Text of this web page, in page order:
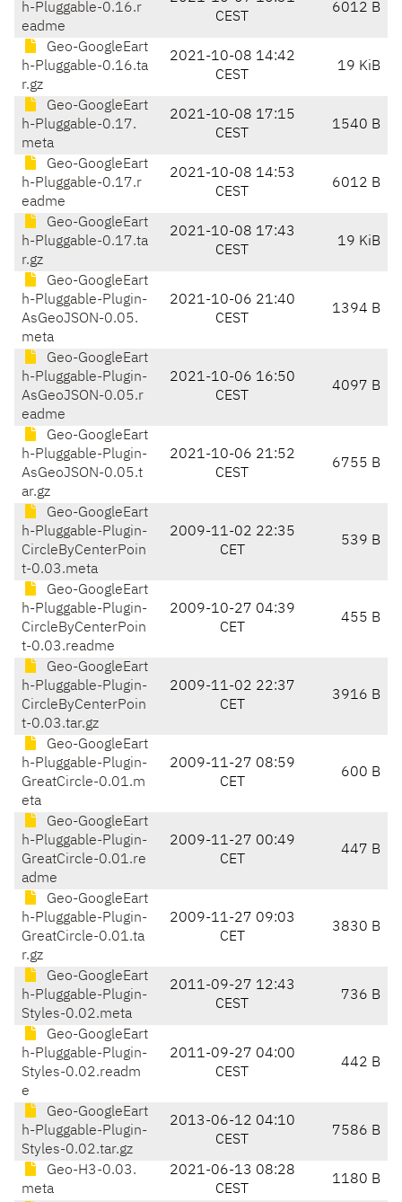
h-Pluggable-0.16.r
eadme
CEST
6012 B
Geo-GoogleEart
h-Pluggable-0.16.ta
r.gz
2021-10-08 14:42
CEST
19 KiB
Geo-GoogleEart
h-Pluggable-0.17.
meta
2021-10-08 17:15
CEST
1540 B
Geo-GoogleEart
h-Pluggable-0.17.r
eadme
2021-10-08 14:53
CEST
6012 B
Geo-GoogleEart
h-Pluggable-0.17.ta
r.gz
2021-10-08 17:43
CEST
19 KiB
Geo-GoogleEart
h-Pluggable-Plugin-
AsGeoJSON-0.05.
meta
2021-10-06 21:40
CEST
1394 B
Geo-GoogleEart
h-Pluggable-Plugin-
AsGeoJSON-0.05.r
eadme
2021-10-06 16:50
CEST
4097 B
Geo-GoogleEart
h-Pluggable-Plugin-
AsGeoJSON-0.05.t
ar.gz
2021-10-06 21:52
CEST
6755 B
Geo-GoogleEart
h-Pluggable-Plugin-
CircleByCenterPoin
t-0.03.meta
2009-11-02 22:35
CET
539 B
Geo-GoogleEart
h-Pluggable-Plugin-
CircleByCenterPoin
t-0.03.readme
2009-10-27 04:39
CET
455 B
Geo-GoogleEart
h-Pluggable-Plugin-
CircleByCenterPoin
t-0.03.tar.gz
2009-11-02 22:37
CET
3916 B
Geo-GoogleEart
h-Pluggable-Plugin-
GreatCircle-0.01.m
eta
2009-11-27 08:59
CET
600 B
Geo-GoogleEart
h-Pluggable-Plugin-
GreatCircle-0.01.re
adme
2009-11-27 00:49
CET
447 B
Geo-GoogleEart
h-Pluggable-Plugin-
GreatCircle-0.01.ta
r.gz
2009-11-27 09:03
CET
3830 B
Geo-GoogleEart
h-Pluggable-Plugin-
Styles-0.02.meta
2011-09-27 12:43
CEST
736 B
Geo-GoogleEart
h-Pluggable-Plugin-
Styles-0.02.readm
e
2011-09-27 04:00
CEST
442 B
Geo-GoogleEart
h-Pluggable-Plugin-
Styles-0.02.tar.gz
2013-06-12 04:10
CEST
7586 B
Geo-H3-0.03.
meta
2021-06-13 08:28
CEST
1180 B